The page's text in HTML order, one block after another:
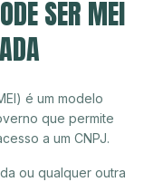
SER MEI
é um modelo
que permite
a um CNPJ.
ou qualquer outra